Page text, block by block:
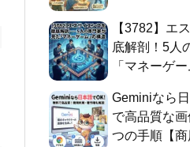
【3782】エ
底解剖！5人
「マネーゲ
Geminiなら
で高品質な
つの手順【